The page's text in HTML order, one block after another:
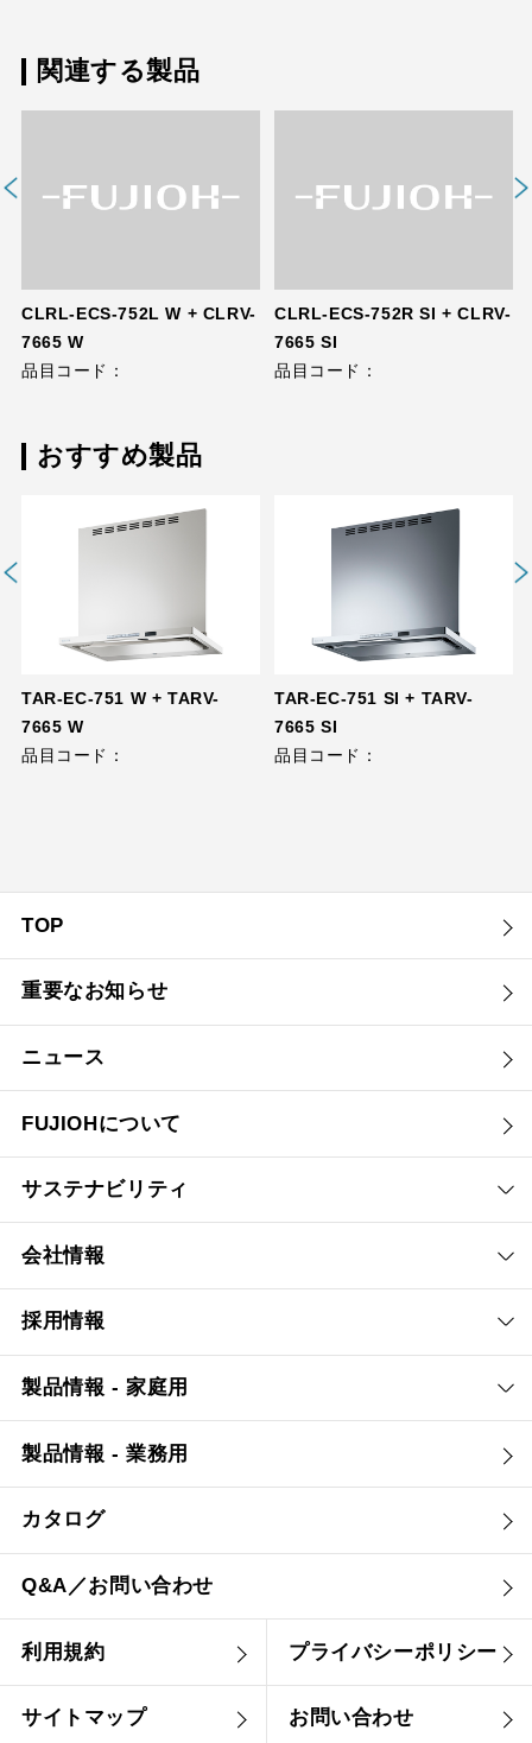
関連する製品
CLRL-ECS-752L W + CLRV-
7665 W
品目コード：
CLRL-ECS-752R SI + CLRV-
7665 SI
品目コード：
おすすめ製品
TAR-EC-751 W + TARV-
7665 W
品目コード：
TAR-EC-751 SI + TARV-
7665 SI
品目コード：
TOP
重要なお知らせ
ニュース
FUJIOHについて
サステナビリティ
会社情報
採用情報
製品情報 - 家庭用
製品情報 - 業務用
カタログ
Q&A／お問い合わせ
利用規約 プライバシーポリシー
サイトマップ お問い合わせ